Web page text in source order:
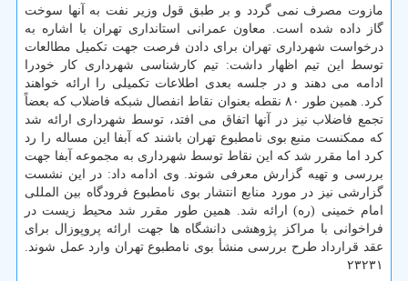
مازوت مصرف نمی گردد و بر طبق قول وزیر نفت به آنها سوخت
گاز داده شده است. معاون عمرانی استانداری تهران با اشاره به
درخواست شهرداری تهران برای دادن فرصت جهت تكمیل مطالعات
توسط این تیم اظهار داشت: تیم كارشناسی شهرداری كار خودرا
ادامه می دهند و در جلسه بعدی اطلاعات تكمیلی را ارائه خواهند
كرد. همین طور ۸۰ نقطه بعنوان نقاط انفصال شبكه فاضلاب كه بعضاً
تجمع فاضلاب نیز در آنها اتفاق می افتد، توسط شهرداری ارائه شد
كه ممكنست منبع بوی نامطبوع تهران باشند كه آبفا این مساله را رد
كرد اما مقرر شد كه این نقاط توسط شهرداری به مجموعه آبفا جهت
بررسی و تهیه گزارش معرفی شوند. وی ادامه داد: در این نشست
گزارشی نیز در مورد منابع انتشار بوی نامطبوع فرودگاه بین المللی
امام خمینی (ره) ارائه شد. همین طور مقرر شد محیط زیست در
فراخوانی با مراكز پژوهشی دانشگاه ها جهت ارائه پروپوزال برای
عقد قرارداد طرح بررسی منشأ بوی نامطبوع تهران وارد عمل شوند.
۲۳۲۳۱